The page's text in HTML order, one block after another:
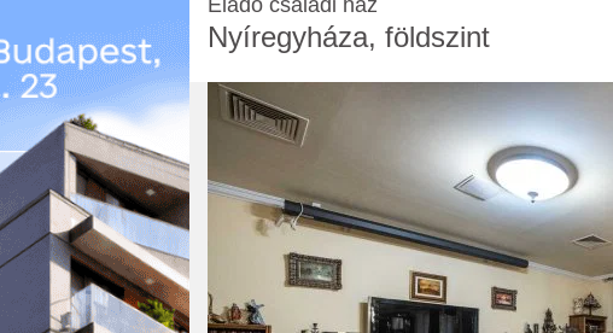
Eladó családi ház
Nyíregyháza, földszint